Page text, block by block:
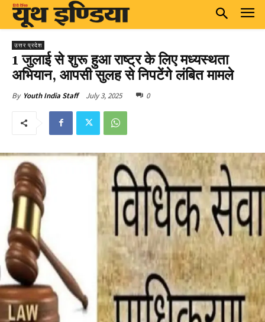
उत्तर प्रदेश
1 जुलाई से शुरू हुआ राष्ट्र के लिए मध्यस्थता
अभियान, आपसी सुलह से निपटेंगे लंबित मामले
By Youth India Staff July 3, 2025 0